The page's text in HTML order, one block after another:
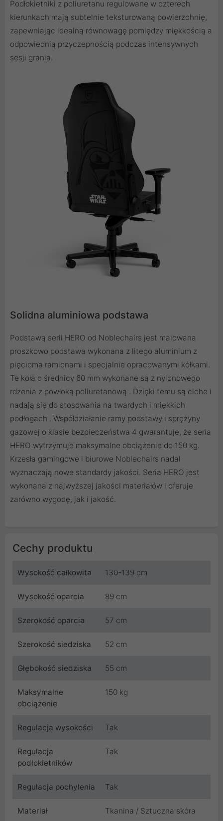
Podłokietniki z poliuretanu regulowane w czterech
kierunkach mają subtelnie teksturowaną powierzchnię,
zapewniając idealną równowagę pomiędzy miękkością a
odpowiednią przyczepnością podczas intensywnych
sesji grania.
Solidna aluminiowa podstawa
Podstawą serii HERO od Noblechairs jest malowana
proszkowo podstawa wykonana z litego aluminium z
pięcioma ramionami i specjalnie opracowanymi kółkami.
Te koła o średnicy 60 mm wykonane są z nylonowego
rdzenia z powłoką poliuretanową . Dzięki temu są ciche i
nadają się do stosowania na twardych i miękkich
podłogach . Współdziałanie ramy podstawy i sprężyny
gazowej o klasie bezpieczeństwa 4 gwarantuje, że seria
HERO wytrzymuje maksymalne obciążenie do 150 kg.
Krzesła gamingowe i biurowe Noblechairs nadal
wyznaczają nowe standardy jakości. Seria HERO jest
wykonana z najwyższej jakości materiałów i oferuje
zarówno wygodę, jak i jakość.
Cechy produktu
Wysokość całkowita 130-139 cm
Wysokość oparcia 89 cm
Szerokość oparcia 57 cm
Szerokość siedziska 52 cm
Głębokość siedziska 55 cm
Maksymalne
obciążenie
150 kg
Regulacja wysokości Tak
Regulacja
podłokietników
Tak
Regulacja pochylenia Tak
Materiał Tkanina / Sztuczna skóra